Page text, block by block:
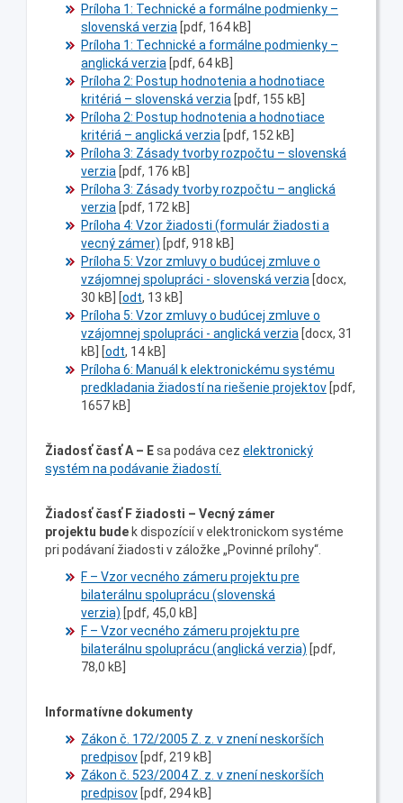
Príloha 1: Technické a formálne podmienky –
slovenská verzia [pdf, 164 kB]
Príloha 1: Technické a formálne podmienky –
anglická verzia [pdf, 64 kB]
Príloha 2: Postup hodnotenia a hodnotiace
kritériá – slovenská verzia [pdf, 155 kB]
Príloha 2: Postup hodnotenia a hodnotiace
kritériá – anglická verzia [pdf, 152 kB]
Príloha 3: Zásady tvorby rozpočtu – slovenská
verzia [pdf, 176 kB]
Príloha 3: Zásady tvorby rozpočtu – anglická
verzia [pdf, 172 kB]
Príloha 4: Vzor žiadosti (formulár žiadosti a
vecný zámer) [pdf, 918 kB]
Príloha 5: Vzor zmluvy o budúcej zmluve o
vzájomnej spolupráci - slovenská verzia [docx,
30 kB] [odt, 13 kB]
Príloha 5: Vzor zmluvy o budúcej zmluve o
vzájomnej spolupráci - anglická verzia [docx, 31
kB] [odt, 14 kB]
Príloha 6: Manuál k elektronickému systému
predkladania žiadostí na riešenie projektov [pdf,
1657 kB]
Žiadosť časť A – Esa podáva cez elektronický
systém na podávanie žiadostí.
Žiadosť časť F žiadosti – Vecný zámer
projektu bude k dispozícií v elektronickom systéme
pri podávaní žiadosti v záložke „Povinné prílohy“.
F – Vzor vecného zámeru projektu pre
bilaterálnu spoluprácu (slovenská
verzia) [pdf, 45,0 kB]
F – Vzor vecného zámeru projektu pre
bilaterálnu spoluprácu (anglická verzia) [pdf,
78,0 kB]
Informatívne dokumenty
Zákon č. 172/2005 Z. z. v znení neskorších
predpisov [pdf, 219 kB]
Zákon č. 523/2004 Z. z. v znení neskorších
predpisov [pdf, 294 kB]